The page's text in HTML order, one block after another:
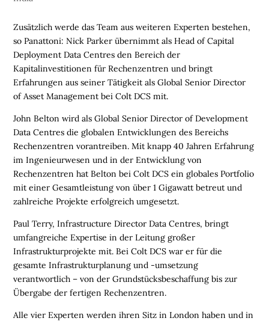
I
E
N
L
O
I
S
T
I
K
R
E
G
N
E
N
B
Zusätzlich werde das Team aus weiteren Experten bestehen,
so Panattoni: Nick Parker übernimmt als Head of Capital
Deployment Data Centres den Bereich der
Kapitalinvestitionen für Rechenzentren und bringt
Erfahrungen aus seiner Tätigkeit als Global Senior Director
of Asset Management bei Colt DCS mit.
John Belton wird als Global Senior Director of Development
Data Centres die globalen Entwicklungen des Bereichs
Rechenzentren vorantreiben. Mit knapp 40 Jahren Erfahrung
im Ingenieurwesen und in der Entwicklung von
Rechenzentren hat Belton bei Colt DCS ein globales Portfolio
mit einer Gesamtleistung von über 1 Gigawatt betreut und
zahlreiche Projekte erfolgreich umgesetzt.
Paul Terry, Infrastructure Director Data Centres, bringt
umfangreiche Expertise in der Leitung großer
Infrastrukturprojekte mit. Bei Colt DCS war er für die
gesamte Infrastrukturplanung und -umsetzung
verantwortlich – von der Grundstücksbeschaffung bis zur
Übergabe der fertigen Rechenzentren.
Alle vier Experten werden ihren Sitz in London haben und in